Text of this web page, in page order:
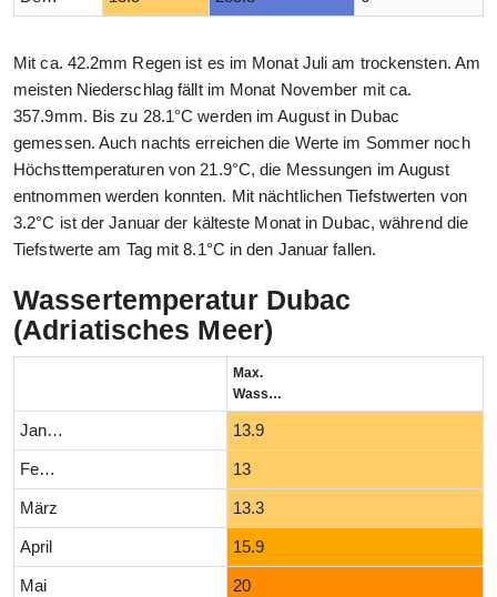
Mit ca. 42.2mm Regen ist es im Monat Juli am trockensten. Am
meisten Niederschlag fällt im Monat November mit ca.
357.9mm. Bis zu 28.1°C werden im August in Dubac
gemessen. Auch nachts erreichen die Werte im Sommer noch
Höchsttemperaturen von 21.9°C, die Messungen im August
entnommen werden konnten. Mit nächtlichen Tiefstwerten von
3.2°C ist der Januar der kälteste Monat in Dubac, während die
Tiefstwerte am Tag mit 8.1°C in den Januar fallen.
Wassertemperatur Dubac
(Adriatisches Meer)
Max.
Wassertemperatur (°C)
Januar 13.9
Februar 13
März 13.3
April 15.9
Mai 20